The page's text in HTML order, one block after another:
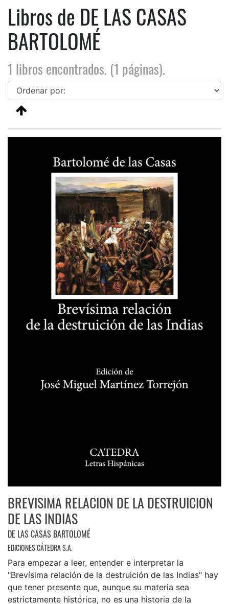
Libros de DE LAS CASAS
BARTOLOMÉ
1 libros encontrados. (1 páginas).
BREVISIMA RELACION DE LA DESTRUICION
DE LAS INDIAS
DE LAS CASAS BARTOLOMÉ
EDICIONES CÁTEDRA S.A.
Para empezar a leer, entender e interpretar la
"Brevísima relación de la destruición de las Indias" hay
que tener presente que, aunque su materia sea
estrictamente histórica, no es una historia de la